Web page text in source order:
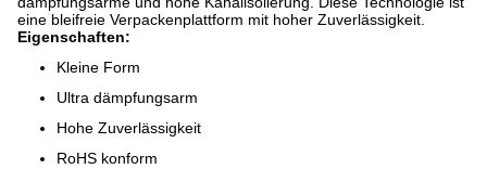
eine bleifreie Verpackenplattform mit hoher Zuverlässigkeit.
Eigenschaften:
Kleine Form
Ultra dämpfungsarm
Hohe Zuverlässigkeit
RoHS konform